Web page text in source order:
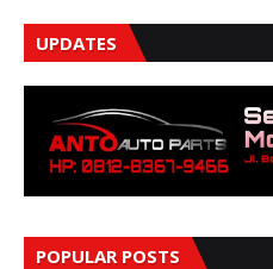
UPDATES
POPULAR POSTS